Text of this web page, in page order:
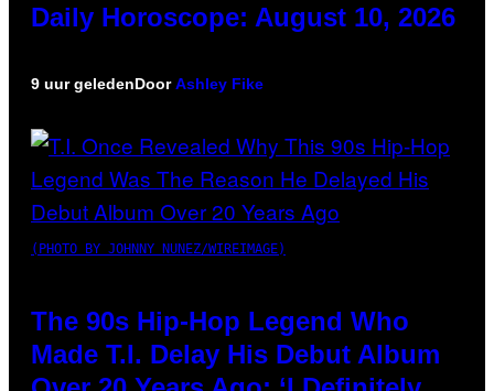
Daily Horoscope: August 10, 2026
9 uur geledenDoorAshley Fike
(PHOTO BY JOHNNY NUNEZ/WIREIMAGE)
The 90s Hip-Hop Legend Who
Made T.I. Delay His Debut Album